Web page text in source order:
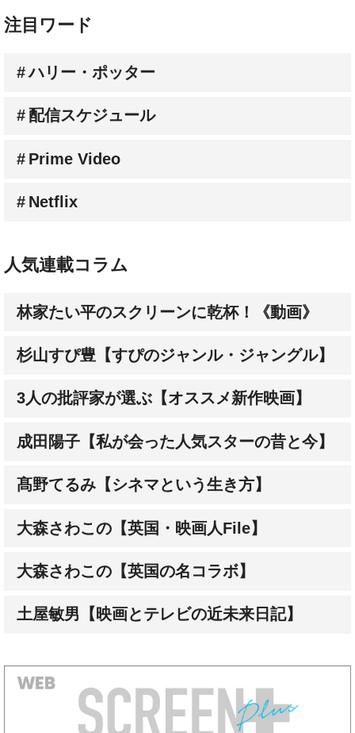
ハリー・ポッター
配信スケジュール
Prime Video
Netflix
林家たい平のスクリーンに乾杯！《動画》
杉山すぴ豊【すぴのジャンル・ジャングル】
3人の批評家が選ぶ【オススメ新作映画】
成田陽子【私が会った人気スターの昔と今】
髙野てるみ【シネマという生き方】
大森さわこの【英国・映画人File】
大森さわこの【英国の名コラボ】
土屋敏男【映画とテレビの近未来日記】